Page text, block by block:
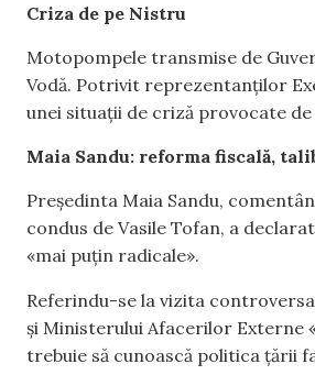
Criza de pe Nistru
Motopompele transmise de
Vodă. Potrivit reprezentanților
unei situații de criză provocate
Maia Sandu: reforma fiscală,
Președinta Maia Sandu,
condus de Vasile Tofan, a
«mai puțin radicale».
Referindu-se la vizita
și Ministerului Afacerilor Externe
trebuie să cunoască politica țării